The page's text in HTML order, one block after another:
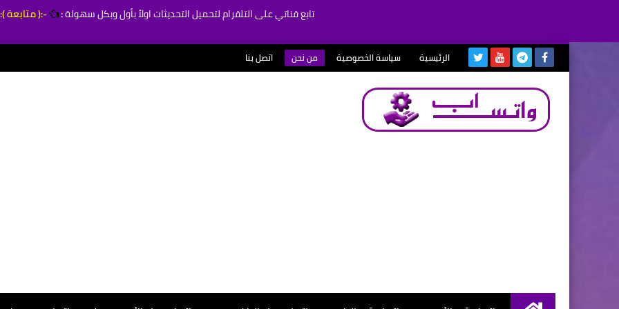
تابع قناتي على التلقرام لتحميل التحديثات اولاً بأول وبكل سهولة: -:( متابعة
الرئيسية سياسة الخصوصية من نحن اتصل بنا